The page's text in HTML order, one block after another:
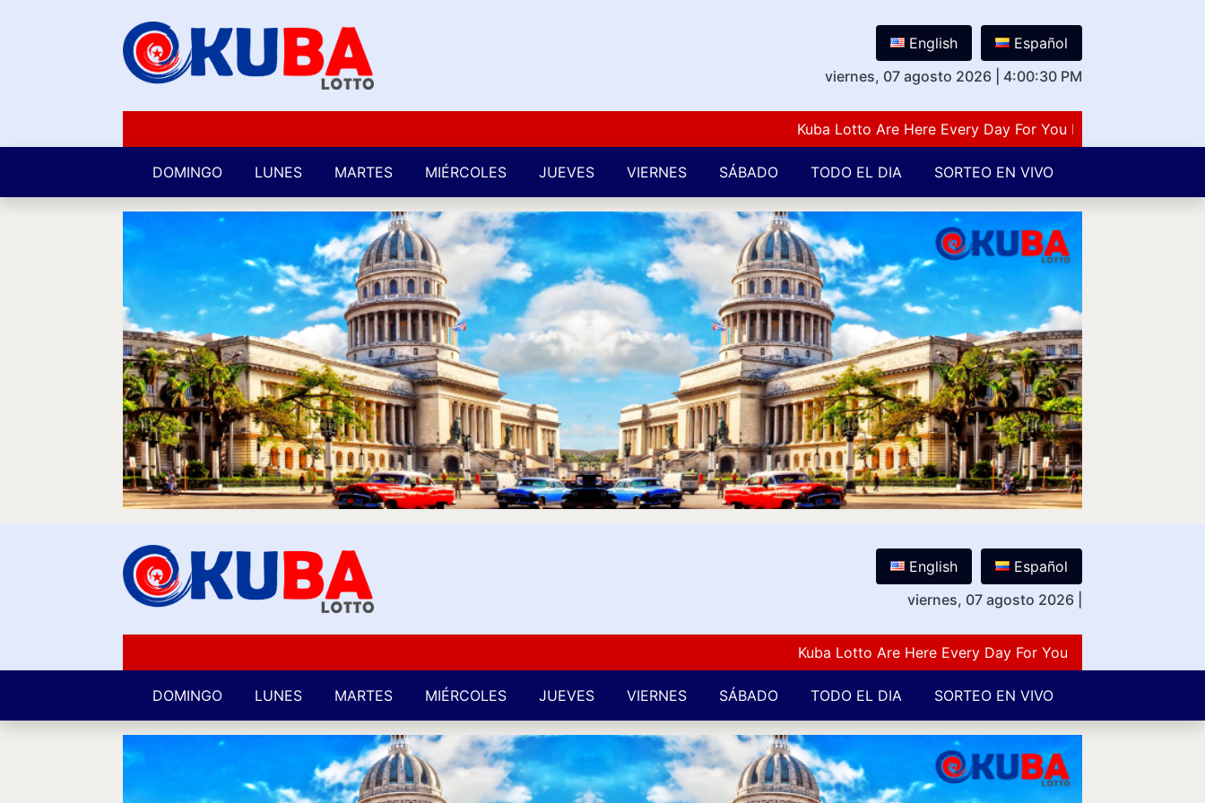
English
Español
viernes, 07 agosto 2026
|4:00:31 PM
Kuba Lotto Are Here Every Day For You Lovers Of Number
DOMINGO LUNES MARTES MIÉRCOLES JUEVES VIERNES SÁBADO TODO EL DIA SORTEO EN VIVO
English
Español
viernes, 07 agosto 2026
Kuba Lotto Are Here Every Day For You Lovers Of Number
DOMINGO LUNES MARTES MIÉRCOLES JUEVES VIERNES SÁBADO TODO EL DIA SORTEO EN VIVO